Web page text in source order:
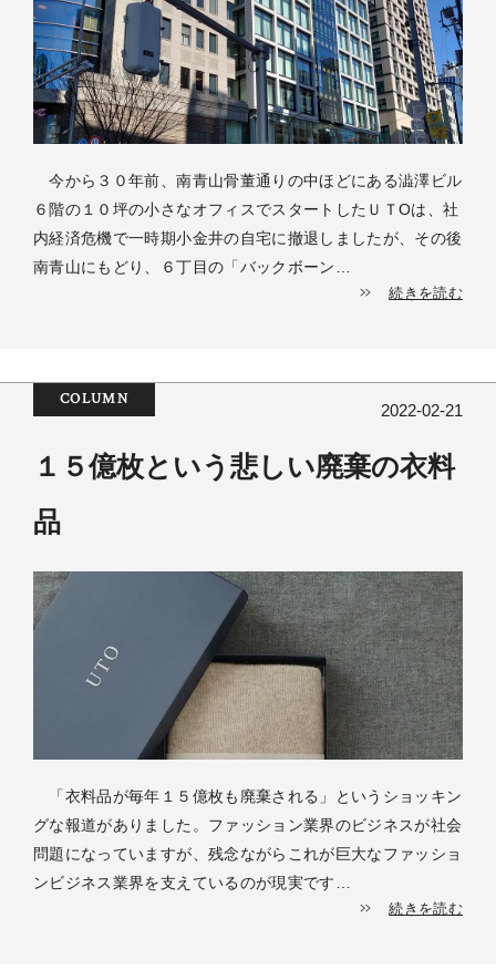
今から３０年前、南青山骨董通りの中ほどにある澁澤ビル
６階の１０坪の小さなオフィスでスタートしたＵＴОは、社
内経済危機で一時期小金井の自宅に撤退しましたが、その後
南青山にもどり、６丁目の「バックボーン…
続きを読む
COLUMN
2022-02-21
１５億枚という悲しい廃棄の衣料
品
「衣料品が毎年１５億枚も廃棄される」というショッキン
グな報道がありました。ファッション業界のビジネスが社会
問題になっていますが、残念ながらこれが巨大なファッショ
ンビジネス業界を支えているのが現実です…
続きを読む